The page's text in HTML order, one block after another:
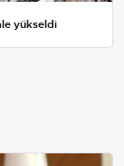
yükseldi